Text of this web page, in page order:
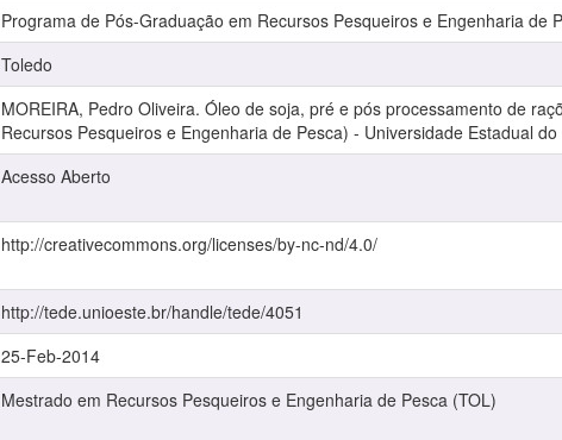
Programa de Pós-Graduação em Recursos Pesqueiros e Engenharia de
Toledo
MOREIRA, Pedro Oliveira. Óleo de soja, pré e pós processamento de
Recursos Pesqueiros e Engenharia de Pesca) - Universidade Estadual
Acesso Aberto
http://creativecommons.org/licenses/by-nc-nd/4.0/
http://tede.unioeste.br/handle/tede/4051
25-Feb-2014
Mestrado em Recursos Pesqueiros e Engenharia de Pesca (TOL)